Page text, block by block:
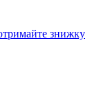
знижку